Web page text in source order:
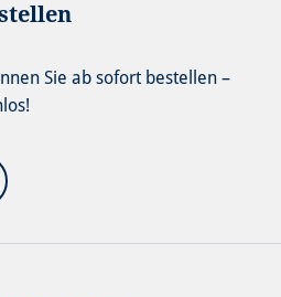
Sie ab sofort bestellen –